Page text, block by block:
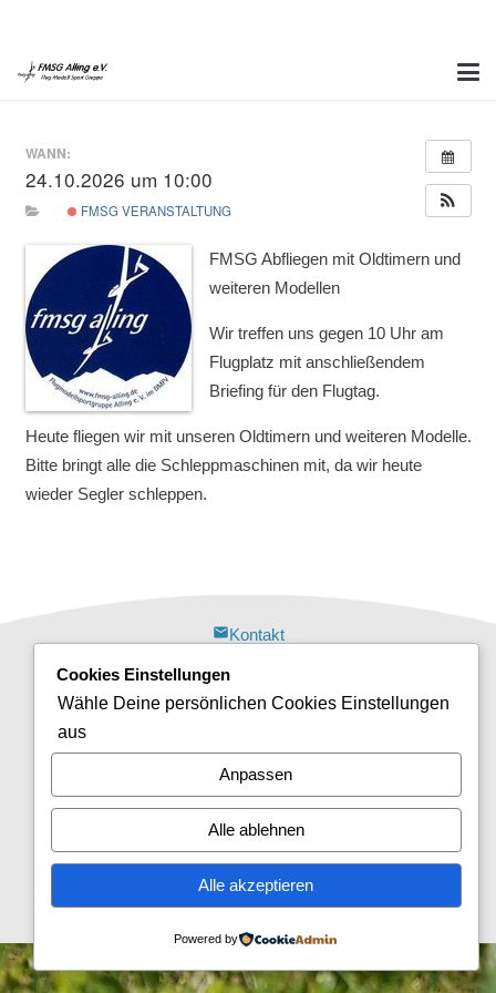
WANN:
24.10.2026 um 10:00
FMSG VERANSTALTUNG
FMSG Abfliegen mit Oldtimern und
weiteren Modellen
Wir treffen uns gegen 10 Uhr am
Flugplatz mit anschließendem
Briefing für den Flugtag.
Heute fliegen wir mit unseren Oldtimern und weiteren Modelle.
Bitte bringt alle die Schleppmaschinen mit, da wir heute
wieder Segler schleppen.
mailKontakt
report_off Haftungsausschluss
report_offCookie-Richtlinie (EU)
Impressum
Login
Cookies Einstellungen
Wähle Deine persönlichen Cookies Einstellungen
aus
Anpassen
Alle ablehnen
Alle akzeptieren
Powered by